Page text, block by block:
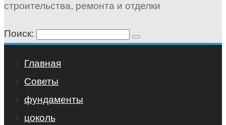
строительства, ремонта и отделки
Поиск:
Главная
Советы
фундаменты
цоколь